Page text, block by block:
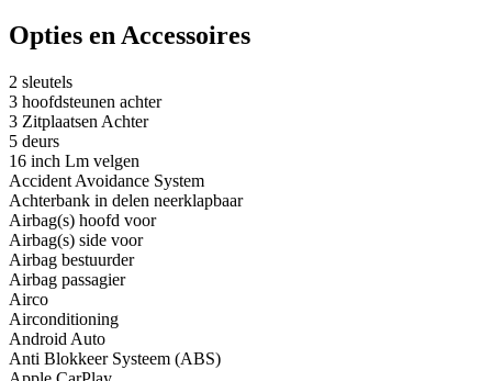
Opties en Accessoires
2 sleutels
3 hoofdsteunen achter
3 Zitplaatsen Achter
5 deurs
16 inch Lm velgen
Accident Avoidance System
Achterbank in delen neerklapbaar
Airbag(s) hoofd voor
Airbag(s) side voor
Airbag bestuurder
Airbag passagier
Airco
Airconditioning
Android Auto
Anti Blokkeer Systeem (ABS)